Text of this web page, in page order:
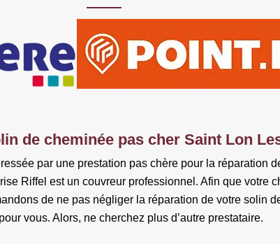
de cheminée pas cher Saint Lon
par une prestation pas chère pour la réparation
Riffel est un couvreur professionnel. Afin que votre
de ne pas négliger la réparation de votre solin
vous. Alors, ne cherchez plus d’autre prestataire.